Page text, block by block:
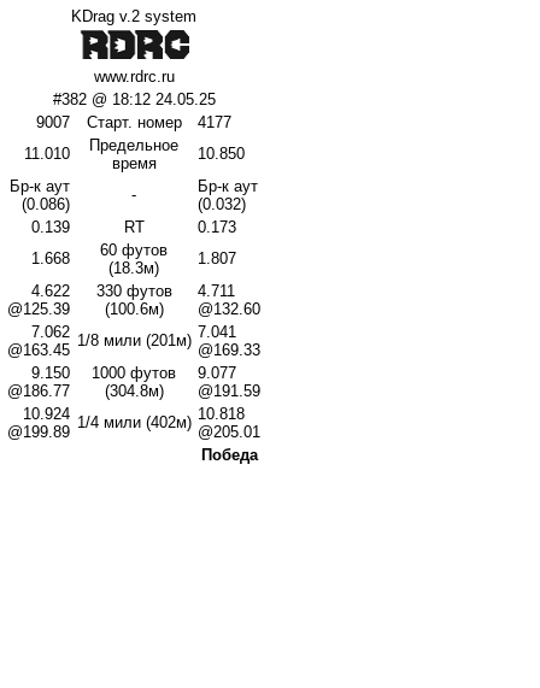
KDrag v.2 system
www.rdrc.ru
#382 @ 18:12 24.05.25
9007
Старт. номер
4177
11.010
Предельное
время
10.850
Бр-к аут
(0.086)
-
Бр-к аут
(0.032)
0.139
RT
0.173
1.668
60 футов
(18.3м)
1.807
4.622
@125.39
330 футов
(100.6м)
4.711
@132.60
7.062
@163.45
1/8 мили (201м) 7.041
@169.33
9.150
@186.77
1000 футов
(304.8м)
9.077
@191.59
10.924
@199.89
1/4 мили (402м) 10.818
@205.01
Победа